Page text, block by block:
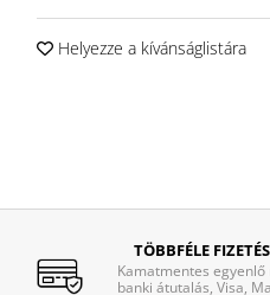
Helyezze a kívánságlistára
TÖBBFÉLE
Kamatmentes egyenlő
banki átutalás, Visa,